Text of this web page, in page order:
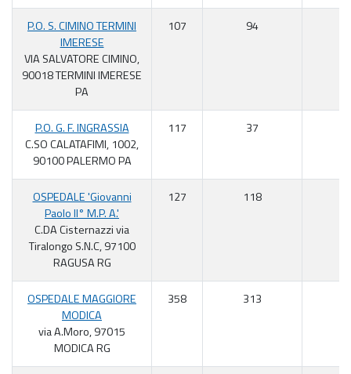
P.O. S. CIMINO TERMINI
IMERESE
VIA SALVATORE CIMINO,
90018 TERMINI IMERESE
PA
107 94
P.O. G. F. INGRASSIA
C.SO CALATAFIMI, 1002,
90100 PALERMO PA
117 37
OSPEDALE 'Giovanni
Paolo II° M.P. A.'
C.DA Cisternazzi via
Tiralongo S.N.C, 97100
RAGUSA RG
127 118
OSPEDALE MAGGIORE
MODICA
via A.Moro, 97015
MODICA RG
358 313